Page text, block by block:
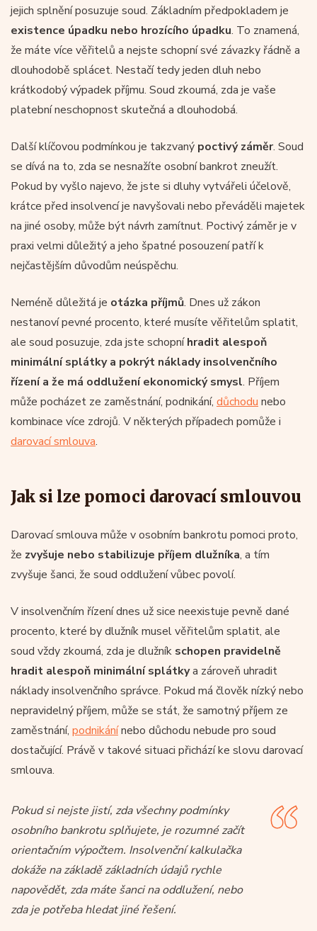
jejich splnění posuzuje soud. Základním předpokladem je
existence úpadku nebo hrozícího úpadku. To znamená,
že máte více věřitelů a nejste schopní své závazky řádně a
dlouhodobě splácet. Nestačí tedy jeden dluh nebo
krátkodobý výpadek příjmu. Soud zkoumá, zda je vaše
platební neschopnost skutečná a dlouhodobá.
Další klíčovou podmínkou je takzvaný poctivý záměr. Soud
se dívá na to, zda se nesnažíte osobní bankrot zneužít.
Pokud by vyšlo najevo, že jste si dluhy vytvářeli účelově,
krátce před insolvencí je navyšovali nebo převáděli majetek
na jiné osoby, může být návrh zamítnut. Poctivý záměr je v
praxi velmi důležitý a jeho špatné posouzení patří k
nejčastějším důvodům neúspěchu.
Neméně důležitá je otázka příjmů. Dnes už zákon
nestanoví pevné procento, které musíte věřitelům splatit,
ale soud posuzuje, zda jste schopníhradit alespoň
minimální splátky a pokrýt náklady insolvenčního
řízení a že má oddlužení ekonomický smysl. Příjem
může pocházet ze zaměstnání, podnikání, důchodu nebo
kombinace více zdrojů. V některých případech pomůže i
darovací smlouva.
Jak si lze pomoci darovací smlouvou
Darovací smlouva může v osobním bankrotu pomoci proto,
že zvyšuje nebo stabilizuje příjem dlužníka, a tím
zvyšuje šanci, že soud oddlužení vůbec povolí.
V insolvenčním řízení dnes už sice neexistuje pevně dané
procento, které by dlužník musel věřitelům splatit, ale
soud vždy zkoumá, zda je dlužník schopen pravidelně
hradit alespoň minimální splátkya zároveň uhradit
náklady insolvenčního správce. Pokud má člověk nízký nebo
nepravidelný příjem, může se stát, že samotný příjem ze
zaměstnání, podnikánínebo důchodu nebude pro soud
dostačující. Právě v takové situaci přichází ke slovu darovací
smlouva.
Pokud si nejste jistí, zda všechny podmínky
osobního bankrotu splňujete, je rozumné začít
orientačním výpočtem. Insolvenční kalkulačka
dokáže na základě základních údajů rychle
napovědět, zda máte šanci na oddlužení, nebo
zda je potřeba hledat jiné řešení.